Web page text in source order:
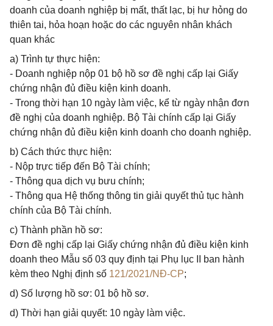
doanh của doanh nghiệp bị mất, thất lạc, bị hư hỏng do
thiên tai, hỏa hoạn hoặc do các nguyên nhân khách
quan khác
a) Trình tự thực hiện:
- Doanh nghiệp nộp 01 bộ hồ sơ đề nghị cấp lại Giấy
chứng nhận đủ điều kiện kinh doanh.
- Trong thời hạn 10 ngày làm việc, kể từ ngày nhận đơn
đề nghị của doanh nghiệp. Bộ Tài chính cấp lại Giấy
chứng nhận đủ điều kiện kinh doanh cho doanh nghiệp.
b) Cách thức thực hiện:
- Nộp trực tiếp đến Bộ Tài chính;
- Thông qua dịch vụ bưu chính;
- Thông qua Hệ thống thông tin giải quyết thủ tục hành
chính của Bộ Tài chính.
c) Thành phần hồ sơ:
Đơn đề nghị cấp lại Giấy chứng nhận đủ điều kiện kinh
doanh theo Mẫu số 03 quy định tại Phụ lục II ban hành
kèm theo Nghị định số 121/2021/NĐ-CP;
d) Số lượng hồ sơ: 01 bộ hồ sơ.
d) Thời hạn giải quyết: 10 ngày làm việc.